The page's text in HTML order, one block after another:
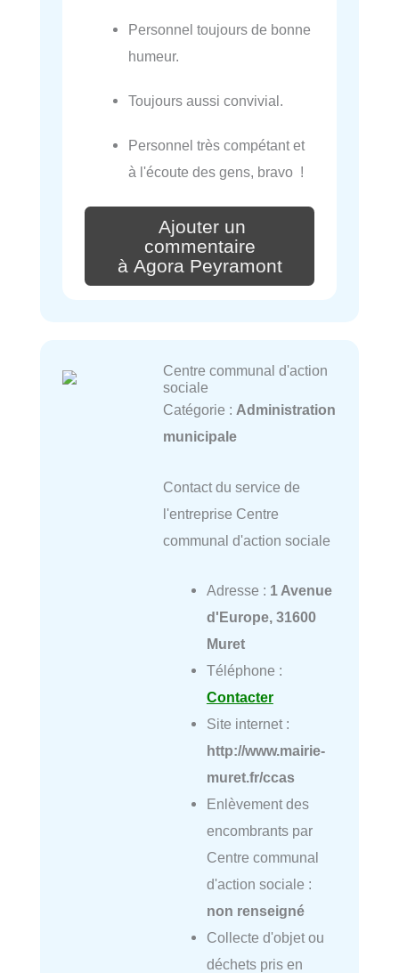
Personnel toujours de bonne
humeur.
Toujours aussi convivial.
Personnel très compétant et
à l'écoute des gens, bravo !
Ajouter un
commentaire
à Agora Peyramont
Centre communal d'action
sociale
Catégorie : Administration
municipale
Contact du service de
l'entreprise Centre
communal d'action sociale
Adresse : 1 Avenue
d'Europe, 31600
Muret
Téléphone :
Contacter
Site internet :
http://www.mairie-
muret.fr/ccas
Enlèvement des
encombrants par
Centre communal
d'action sociale :
non renseigné
Collecte d'objet ou
déchets pris en